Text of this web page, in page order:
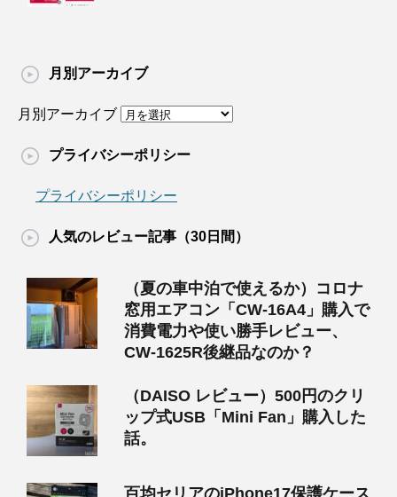
月別アーカイブ
月別アーカイブ
プライバシーポリシー
プライバシーポリシー
人気のレビュー記事（30日間）
（夏の車中泊で使えるか）コロナ
窓用エアコン「CW-16A4」購入で
消費電力や使い勝手レビュー、
CW-1625R後継品なのか？
（DAISO レビュー）500円のクリ
ップ式USB「Mini Fan」購入した
話。